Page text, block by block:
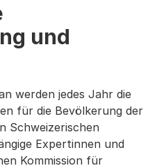
und
werden jedes Jahr die
für die Bevölkerung der
Schweizerischen
Expertinnen und
Kommission für